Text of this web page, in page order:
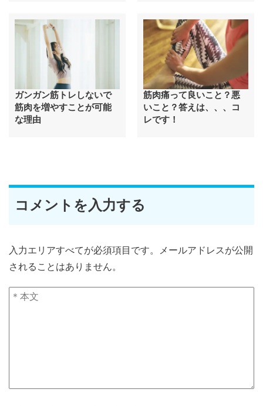
ガンガン筋トレしないで
筋肉を増やすことが可能
な理由
筋肉痛って良いこと？悪
いこと？答えは、、、コ
レです！
コメントを入力する
入力エリアすべてが必須項目です。メールアドレスが公開
されることはありません。